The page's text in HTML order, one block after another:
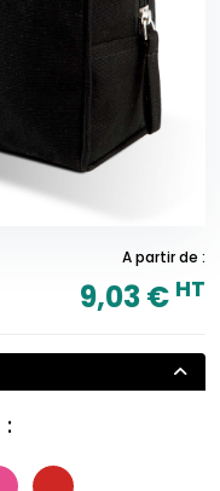
A partir de :
9,03 € HT